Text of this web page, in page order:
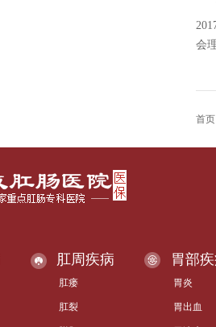
会
首页
肛周疾病
肛瘘
肛裂
胃部
胃炎
胃出血